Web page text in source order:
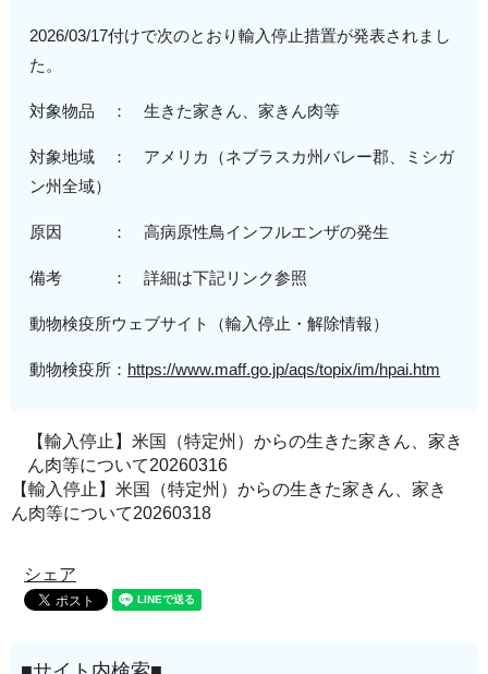
2026/03/17付けで次のとおり輸入停止措置が発表されまし
た。
対象物品 ： 生きた家きん、家きん肉等
対象地域 ： アメリカ（ネブラスカ州バレー郡、ミシガ
ン州全域）
原因 ：高病原性鳥インフルエンザの発生
備考 ： 詳細は下記リンク参照
動物検疫所ウェブサイト（輸入停止・解除情報）
動物検疫所： https://www.maff.go.jp/aqs/topix/im/hpai.htm
【輸入停止】米国（特定州）からの生きた家きん、家き
ん肉等について20260316
【輸入停止】米国（特定州）からの生きた家きん、家き
ん肉等について20260318
シェア